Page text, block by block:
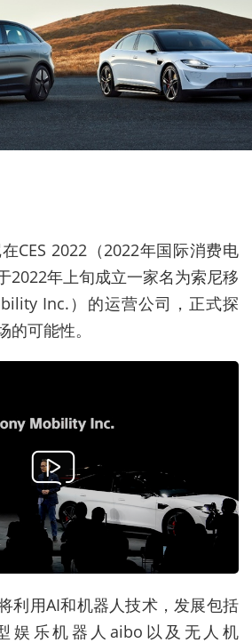
CES 2022（2022年国际消费电
2022年上旬成立一家名为索尼移
Inc.）的运营公司，正式探
可能性。
利用AI和机器人技术，发展包括
娱乐机器人aibo以及无人机